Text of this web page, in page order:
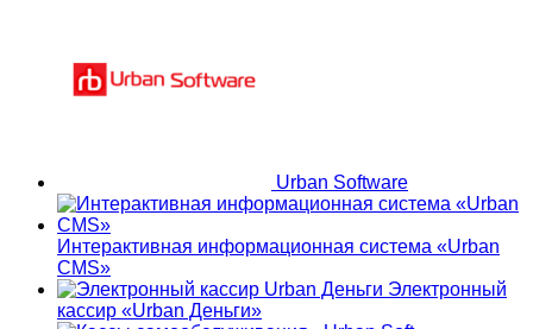
Urban Software
Интерактивная информационная система «Urban
CMS»
Электронный
кассир «Urban Деньги»